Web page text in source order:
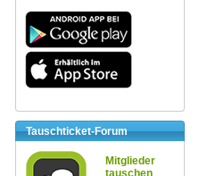
Tauschticket-Forum
Mitglieder
tauschen